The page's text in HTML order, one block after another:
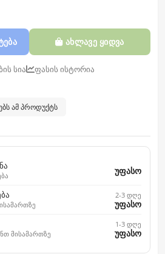
ახლავე ყიდვა
სია
ფასის ისტორია
ამ პროდუქტს
უფასო
2-3 დღე
უფასო
მისამართზე
1-3 დღე
უფასო